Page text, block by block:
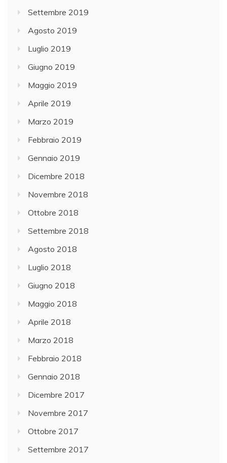
Settembre 2019
Agosto 2019
Luglio 2019
Giugno 2019
Maggio 2019
Aprile 2019
Marzo 2019
Febbraio 2019
Gennaio 2019
Dicembre 2018
Novembre 2018
Ottobre 2018
Settembre 2018
Agosto 2018
Luglio 2018
Giugno 2018
Maggio 2018
Aprile 2018
Marzo 2018
Febbraio 2018
Gennaio 2018
Dicembre 2017
Novembre 2017
Ottobre 2017
Settembre 2017